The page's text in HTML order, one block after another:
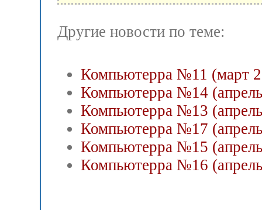
Другие новости по теме:
Компьютерра №11 (март
Компьютерра №14
Компьютерра №13
Компьютерра №17
Компьютерра №15
Компьютерра №16